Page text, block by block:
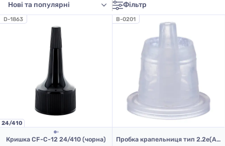
Фільтр
D-1863
24/410
Кришка CF-C-12 24/410 (чорна)
B-0201
Пробка крапельниця тип 2.2е(А) прозора